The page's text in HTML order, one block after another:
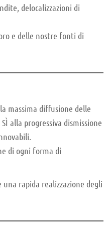
delocalizzazioni di
e delle nostre fonti di
massima diffusione delle
alla progressiva dismissione
di ogni forma di
rapida realizzazione degli